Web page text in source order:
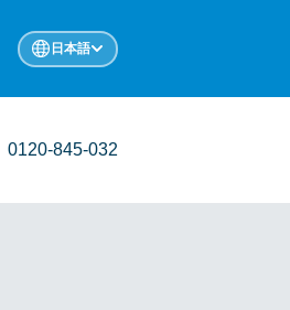
日本語
0120-845-032